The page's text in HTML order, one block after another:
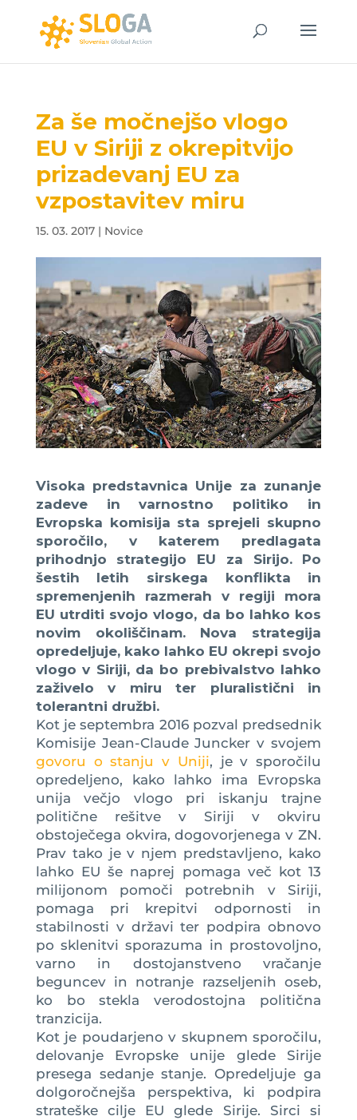
Za še močnejšo vlogo
EU v Siriji z okrepitvijo
prizadevanj EU za
vzpostavitev miru
15. 03. 2017| Novice
Visoka predstavnica Unije za zunanje
zadeve in varnostno politiko in
Evropska komisija sta sprejeli skupno
sporočilo, v katerem predlagata
prihodnjo strategijo EU za Sirijo. Po
šestih letih sirskega konflikta in
spremenjenih razmerah v regiji mora
EU utrditi svojo vlogo, da bo lahko kos
novim okoliščinam. Nova strategija
opredeljuje, kako lahko EU okrepi svojo
vlogo v Siriji, da bo prebivalstvo lahko
zaživelo v miru ter pluralistični in
tolerantni družbi.
Kot je septembra 2016 pozval predsednik
Komisije Jean-Claude Juncker v svojem
govoru o stanju v Uniji, je v sporočilu
opredeljeno, kako lahko ima Evropska
unija večjo vlogo pri iskanju trajne
politične rešitve v Siriji v okviru
obstoječega okvira, dogovorjenega v ZN.
Prav tako je v njem predstavljeno, kako
lahko EU še naprej pomaga več kot 13
milijonom pomoči potrebnih v Siriji,
pomaga pri krepitvi odpornosti in
stabilnosti v državi ter podpira obnovo
po sklenitvi sporazuma in prostovoljno,
varno in dostojanstveno vračanje
beguncev in notranje razseljenih oseb,
ko bo stekla verodostojna politična
tranzicija.
Kot je poudarjeno v skupnem sporočilu,
delovanje Evropske unije glede Sirije
presega sedanje stanje. Opredeljuje ga
dolgoročnejša perspektiva, ki podpira
strateške cilje EU glede Sirije. Sirci si